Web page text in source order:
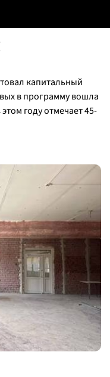
капитальный
в программу вошла
году отмечает 45-